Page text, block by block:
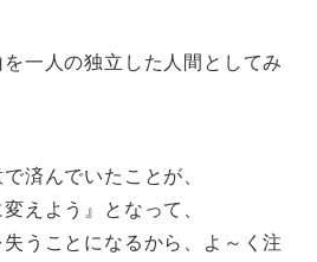
一人の独立した人間としてみ
済んでいたことが、
えよう』となって、
うことになるから、よ～く注